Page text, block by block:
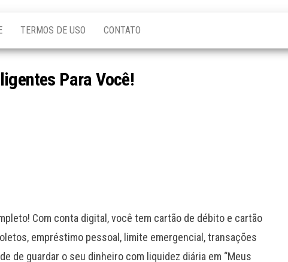
TERMOS DE USO CONTATO
Para Você!
Com conta digital, você tem cartão de débito e cartão
empréstimo pessoal, limite emergencial, transações
de guardar o seu dinheiro com liquidez diária em “Meus